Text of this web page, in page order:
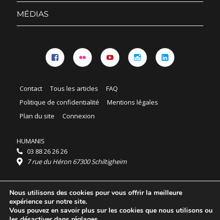
MÉDIAS
Contact Tous les articles
FAQ
Politique de confidentialité
Mentions légales
Plan du site
Connexion
HUMANIS
03 88 26 26 26
7 rue du Héron 67300 Schiltigheim
Horaires :
HUMANIS : du lundi au vendredi 9h - 18h
Ordidocaz : du lundi au vendredi 8h - 19h
© 2025 HUMANIS, tous droits réservés.
Nous utilisons des cookies pour vous offrir la meilleure
expérience sur notre site.
Vous pouvez en savoir plus sur les cookies que nous utilisons ou